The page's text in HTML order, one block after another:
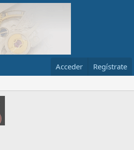
Acceder Regístrate